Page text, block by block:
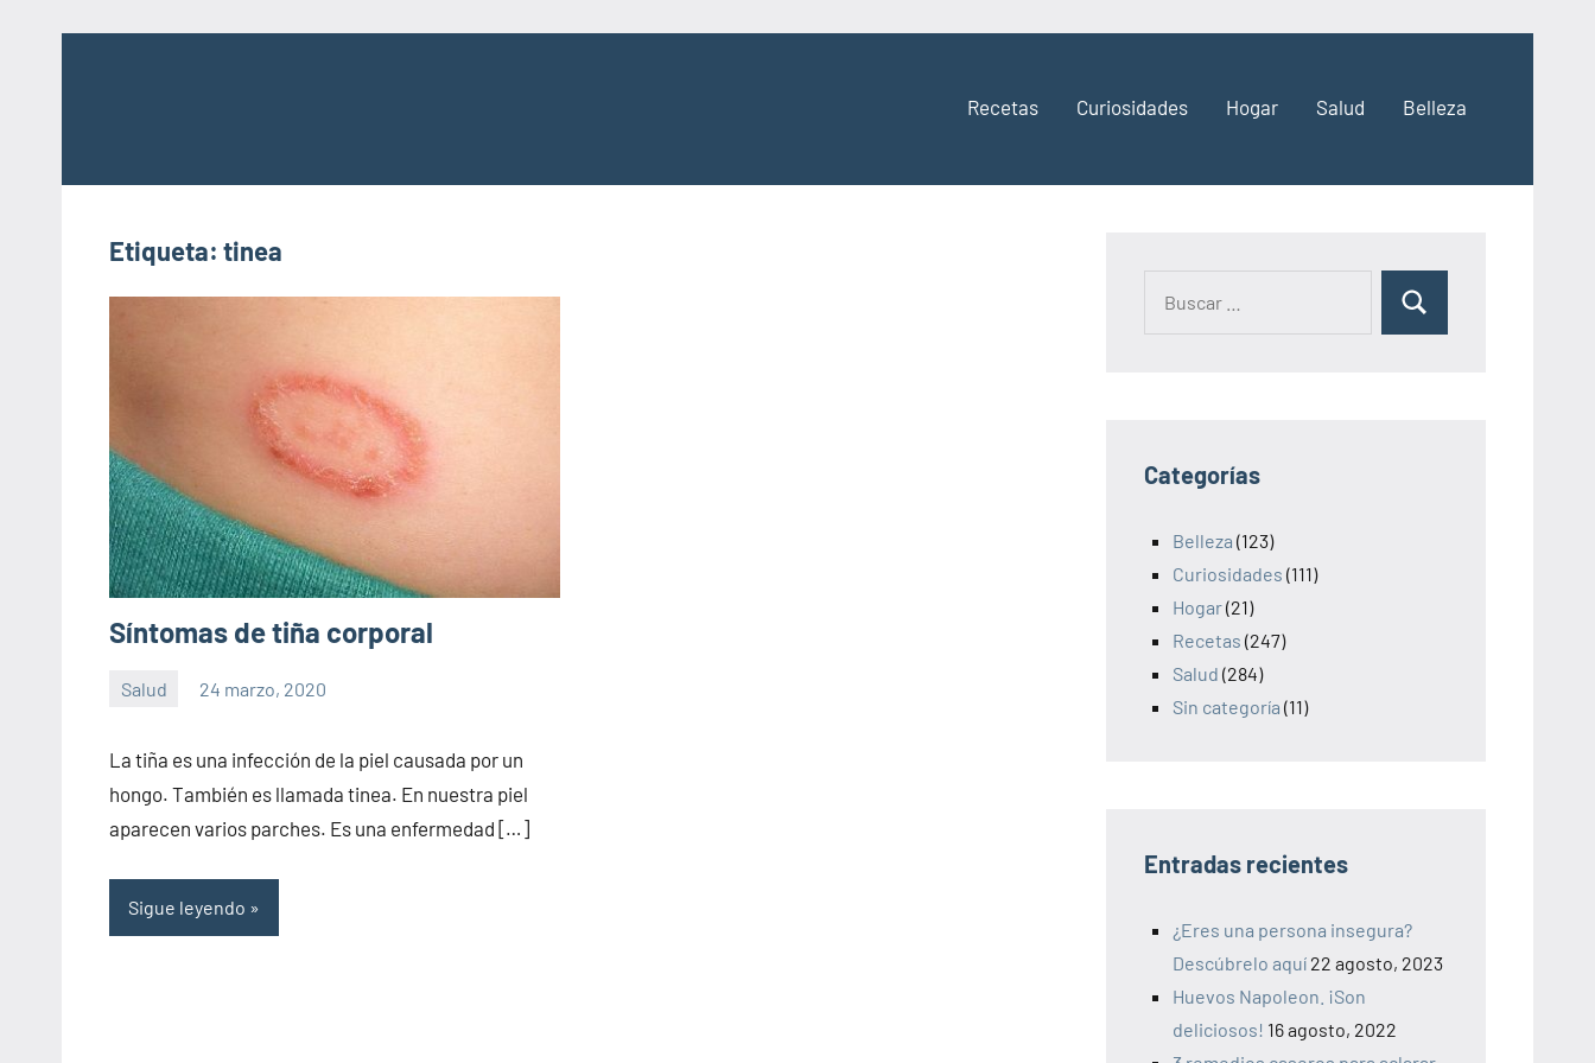
Recetas Curiosidades Hogar Salud Belleza
Etiqueta: tinea
Síntomas de tiña corporal
Salud 24 marzo, 2020
la
salud
comentarios
La tiña es una infección de la piel causada por un
hongo. También es llamada tinea. En nuestra piel
aparecen varios parches. Es una enfermedad […]
Sigue leyendo
Categorías
Belleza (123)
Curiosidades (111)
Hogar(21)
Recetas (247)
Salud (284)
Sin categoría (11)
Entradas recientes
¿Eres una persona insegura?
Descúbrelo aquí 22 agosto, 2023
Huevos Napoleon. ¡Son
deliciosos! 16 agosto, 2022